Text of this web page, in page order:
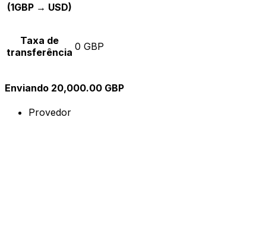
(1GBP → USD)
Taxa de
transferência 0 GBP
Enviando 20,000.00 GBP
Provedor